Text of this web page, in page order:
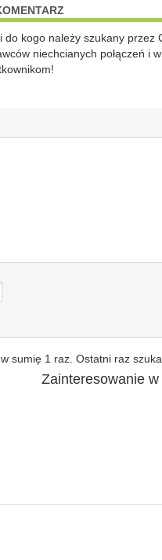
do kogo należy szukany
niechcianych połączeń i
sumię 1 raz. Ostatni raz
Zainteresowanie